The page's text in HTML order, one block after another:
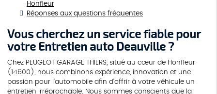
Honfleur
Réponses aux questions fréquentes
Vous cherchez un service fiable pour
votre Entretien auto Deauville ?
Chez PEUGEOT GARAGE THIERS, situé au cœur de Honfleur
(14600), nous combinons expérience, innovation et une
passion pour l'automobile afin d'offrir à votre véhicule un
entretien irréprochable. Nous sommes conscients que la